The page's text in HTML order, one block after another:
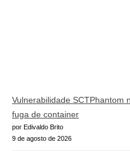
Vulnerabilidade SCTPhantom
fuga de container
por Edivaldo Brito
9 de agosto de 2026